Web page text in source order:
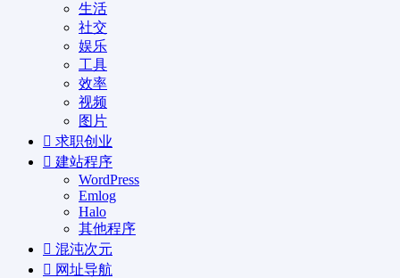
生活
社交
娱乐
工具
效率
视频
图片
求职创业
建站程序
WordPress
Emlog
Halo
其他程序
混沌次元
网址导航